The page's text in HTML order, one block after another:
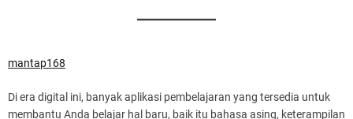
mantap168
Di era digital ini, banyak aplikasi pembelajaran yang tersedia untuk
membantu Anda belajar hal baru, baik itu bahasa asing, keterampilan